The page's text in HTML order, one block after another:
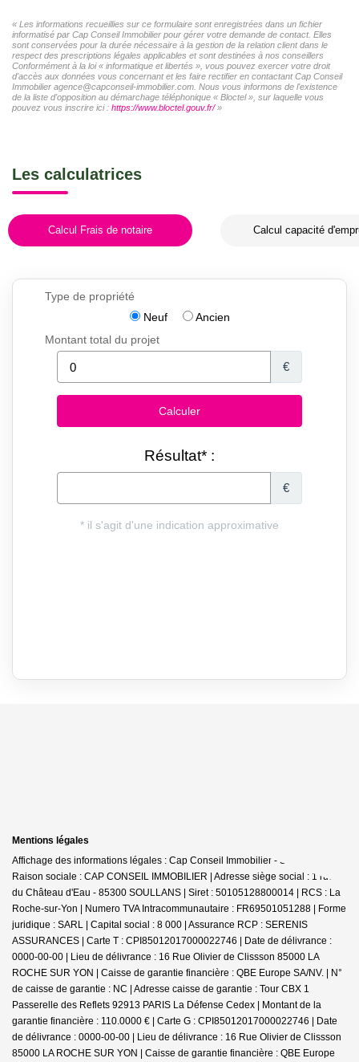
« Les informations recueillies sur ce formulaire sont enregistrées dans un fichier
informatisé par Cap Conseil Immobilier pour gérer votre demande de contact. Elles
sont conservées pour la durée nécessaire à la gestion de la relation client dans le
respect des prescriptions légales applicables et sont destinées à nos conseillers
Conformément à la loi « informatique et libertés », vous pouvez exercer votre droit
d'accès aux données vous concernant et les faire rectifier en contactant Cap Conseil
Immobilier agence@capconseil-immobilier.com. Nous vous informons de l'existence
de la liste d'opposition au démarchage téléphonique « Bloctel », sur laquelle vous
pouvez vous inscrire ici : https://www.bloctel.gouv.fr/»
Les calculatrices
Calcul Frais de notaire Calcul capacité
Mentions légales
Affichage des informations légales : Cap Conseil Immobilier - Soullans |
Raison sociale : CAP CONSEIL IMMOBILIER | Adresse siège social : 1 rue
du Château d'Eau - 85300 SOULLANS | Siret : 50105128800014 | RCS : La
Roche-sur-Yon | Numero TVA Intracommunautaire : FR69501051288 | Forme
juridique : SARL | Capital social : 8 000 | Assurance RCP : SERENIS
ASSURANCES | Carte T : CPI85012017000022746 | Date de délivrance :
0000-00-00 | Lieu de délivrance : 16 Rue Olivier de Clissson 85000 LA
ROCHE SUR YON | Caisse de garantie financière : QBE Europe SA/NV. | N°
de caisse de garantie : NC | Adresse caisse de garantie : Tour CBX 1
Passerelle des Reflets 92913 PARIS La Défense Cedex | Montant de la
garantie financière : 110.0000 € | Carte G : CPI85012017000022746 | Date
de délivrance : 0000-00-00 | Lieu de délivrance : 16 Rue Olivier de Clissson
85000 LA ROCHE SUR YON | Caisse de garantie financière : QBE Europe